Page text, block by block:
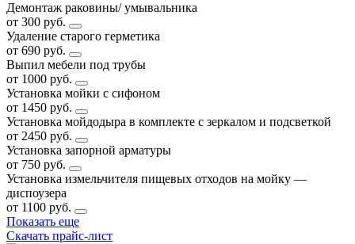
Демонтаж раковины/ умывальника
от 300 руб.
Удаление старого герметика
от 690 руб.
Выпил мебели под трубы
от 1000 руб.
Установка мойки с сифоном
от 1450 руб.
Установка мойдодыра в комплекте с зеркалом и подсветкой
от 2450 руб.
Установка запорной арматуры
от 750 руб.
Установка измельчителя пищевых отходов на мойку —
диспоузера
от 1100 руб.
Показать еще
Скачать прайс-лист